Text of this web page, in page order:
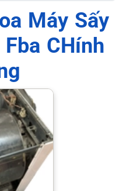
Máy Sấy
CHính